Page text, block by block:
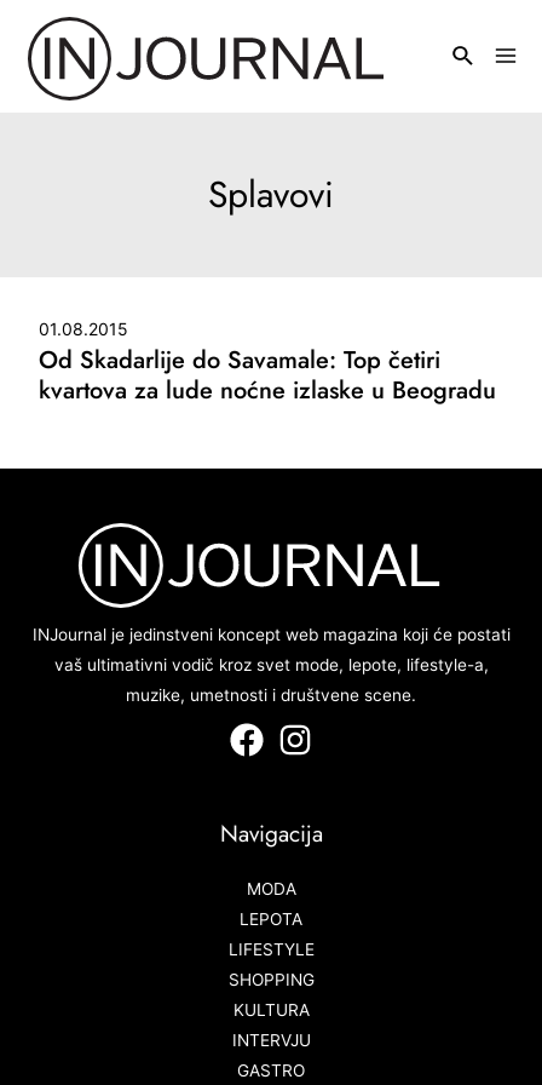
sadržaj
Splavovi
01.08.2015
Od Skadarlije do Savamale: Top četiri
kvartova za lude noćne izlaske u Beogradu
INJournal je jedinstveni koncept web magazina koji će postati
vaš ultimativni vodič kroz svet mode, lepote, lifestyle-a,
muzike, umetnosti i društvene scene.
Navigacija
MODA
LEPOTA
LIFESTYLE
SHOPPING
KULTURA
INTERVJU
GASTRO